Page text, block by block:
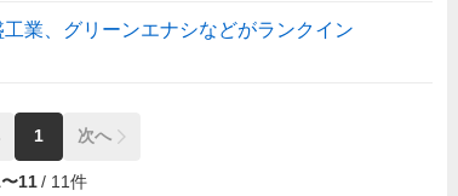
業、グリーンエナシなどがランクイン
1 次へ
〜11 / 11件